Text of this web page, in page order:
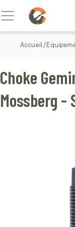
Allez au contenu
Basculer la navigation
Accueil
Choke
Mossberg -